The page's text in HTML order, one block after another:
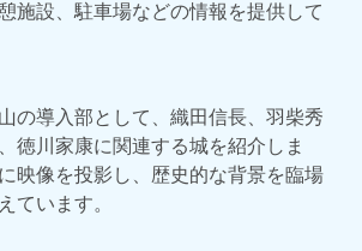
施設、駐車場などの情報を提供して
の導入部として、織田信長、羽柴秀
徳川家康に関連する城を紹介しま
映像を投影し、歴史的な背景を臨場
ています。